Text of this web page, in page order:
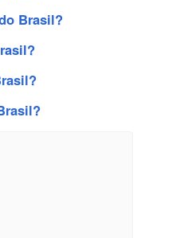
Brasil?